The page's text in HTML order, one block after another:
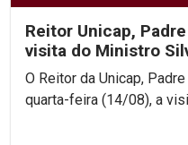
Reitor Unicap,
visita do Ministro
O Reitor da Unicap,
quarta-feira (14/08), a